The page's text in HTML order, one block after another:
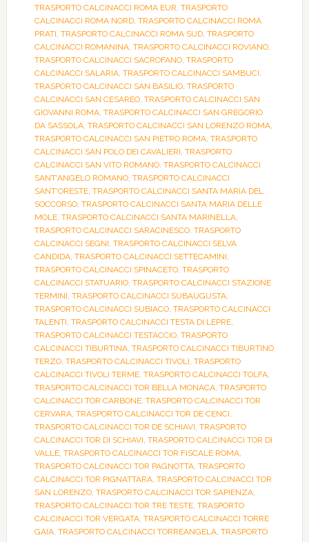
TRASPORTO CALCINACCI ROMA EUR, TRASPORTO
CALCINACCI ROMA NORD, TRASPORTO CALCINACCI ROMA
PRATI, TRASPORTO CALCINACCI ROMA SUD, TRASPORTO
CALCINACCI ROMANINA, TRASPORTO CALCINACCI ROVIANO,
TRASPORTO CALCINACCI SACROFANO, TRASPORTO
CALCINACCI SALARIA, TRASPORTO CALCINACCI SAMBUCI,
TRASPORTO CALCINACCI SAN BASILIO, TRASPORTO
CALCINACCI SAN CESAREO, TRASPORTO CALCINACCI SAN
GIOVANNI ROMA, TRASPORTO CALCINACCI SAN GREGORIO
DA SASSOLA, TRASPORTO CALCINACCI SAN LORENZO ROMA,
TRASPORTO CALCINACCI SAN PIETRO ROMA, TRASPORTO
CALCINACCI SAN POLO DEI CAVALIERI, TRASPORTO
CALCINACCI SAN VITO ROMANO, TRASPORTO CALCINACCI
SANT'ANGELO ROMANO, TRASPORTO CALCINACCI
SANT'ORESTE, TRASPORTO CALCINACCI SANTA MARIA DEL
SOCCORSO, TRASPORTO CALCINACCI SANTA MARIA DELLE
MOLE, TRASPORTO CALCINACCI SANTA MARINELLA,
TRASPORTO CALCINACCI SARACINESCO, TRASPORTO
CALCINACCI SEGNI, TRASPORTO CALCINACCI SELVA
CANDIDA, TRASPORTO CALCINACCI SETTECAMINI,
TRASPORTO CALCINACCI SPINACETO, TRASPORTO
CALCINACCI STATUARIO, TRASPORTO CALCINACCI STAZIONE
TERMINI, TRASPORTO CALCINACCI SUBAUGUSTA,
TRASPORTO CALCINACCI SUBIACO, TRASPORTO CALCINACCI
TALENTI, TRASPORTO CALCINACCI TESTA DI LEPRE,
TRASPORTO CALCINACCI TESTACCIO, TRASPORTO
CALCINACCI TIBURTINA, TRASPORTO CALCINACCI TIBURTINO
TERZO, TRASPORTO CALCINACCI TIVOLI, TRASPORTO
CALCINACCI TIVOLI TERME, TRASPORTO CALCINACCI TOLFA,
TRASPORTO CALCINACCI TOR BELLA MONACA, TRASPORTO
CALCINACCI TOR CARBONE, TRASPORTO CALCINACCI TOR
CERVARA, TRASPORTO CALCINACCI TOR DE CENCI,
TRASPORTO CALCINACCI TOR DE SCHIAVI, TRASPORTO
CALCINACCI TOR DI SCHIAVI, TRASPORTO CALCINACCI TOR DI
VALLE, TRASPORTO CALCINACCI TOR FISCALE ROMA,
TRASPORTO CALCINACCI TOR PAGNOTTA, TRASPORTO
CALCINACCI TOR PIGNATTARA, TRASPORTO CALCINACCI TOR
SAN LORENZO, TRASPORTO CALCINACCI TOR SAPIENZA,
TRASPORTO CALCINACCI TOR TRE TESTE, TRASPORTO
CALCINACCI TOR VERGATA, TRASPORTO CALCINACCI TORRE
GAIA, TRASPORTO CALCINACCI TORREANGELA, TRASPORTO